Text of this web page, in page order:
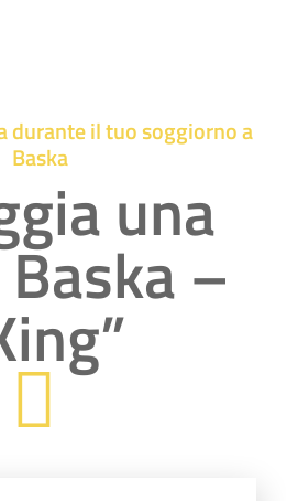
durante il tuo soggiorno a
Baska
una
–